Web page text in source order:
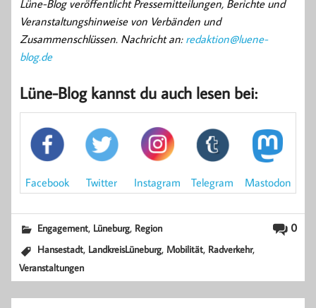
Lüne-Blog veröffentlicht Pressemitteilungen, Berichte und
Veranstaltungshinweise von Verbänden und
Zusammenschlüssen. Nachricht an: redaktion@luene-
blog.de
Lüne-Blog kannst du auch lesen bei:
Facebook Twitter Instagram Telegram Mastodon
0
Engagement, Lüneburg, Region
Hansestadt, LandkreisLüneburg, Mobilität, Radverkehr,
Veranstaltungen